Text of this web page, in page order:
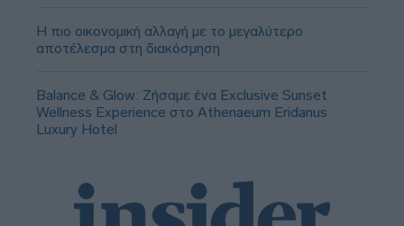
Η πιο οικονομική αλλαγή με το μεγαλύτερο
αποτέλεσμα στη διακόσμηση
Balance & Glow: Ζήσαμε ένα Exclusive Sunset
Wellness Experience στο Athenaeum Eridanus
Luxury Hotel